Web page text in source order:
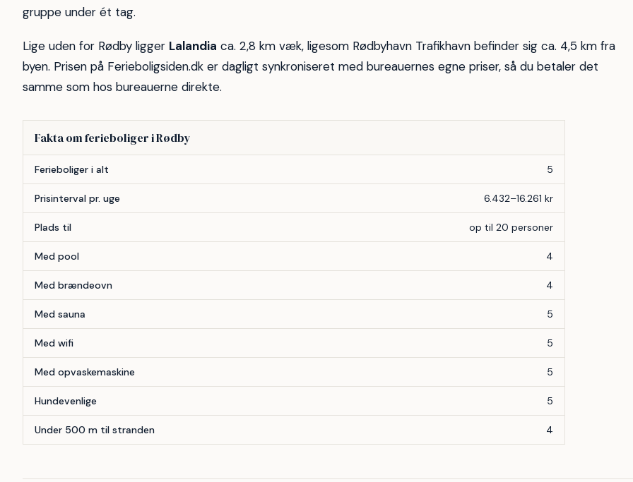
gruppe under ét tag.
Lige uden for Rødby ligger Lalandia ca. 2,8 km væk, ligesom Rødbyhavn Trafikhavn befinder sig ca. 4,5 km fra
byen. Prisen på Ferieboligsiden.dk er dagligt synkroniseret med bureauernes egne priser, så du betaler det
samme som hos bureauerne direkte.
Fakta om ferieboliger i Rødby
Ferieboliger i alt 5
Prisinterval pr. uge 6.432–16.261 kr
Plads til op til 20 personer
Med pool 4
Med brændeovn 4
Med sauna 5
Med wifi 5
Med opvaskemaskine 5
Hundevenlige 5
Under 500 m til stranden 4